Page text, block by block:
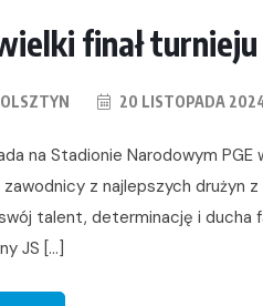
finał
20 LISTOPADA
na Stadionie Narodowym PGE
zawodnicy z najlepszych drużyn
talent, determinację i ducha
JS […]